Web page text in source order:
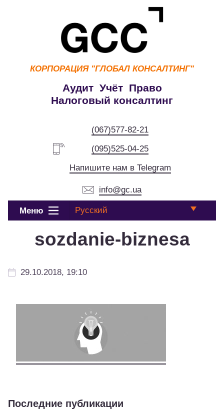
КОРПОРАЦИЯ "ГЛОБАЛ КОНСАЛТИНГ"
Аудит Учёт Право
Налоговый консалтинг
(067)577-82-21
(095)525-04-25
Напишите нам в Telegram
info@gc.ua
Меню Русский
sozdanie-biznesa
29.10.2018, 19:10
Последние публикации